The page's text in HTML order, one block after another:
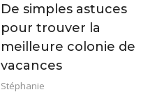
De simples astuces
pour trouver la
meilleure colonie de
vacances
Stéphanie